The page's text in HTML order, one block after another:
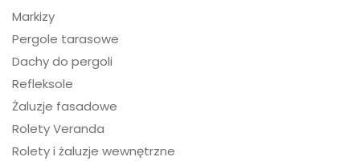
Markizy
Pergole tarasowe
Dachy do pergoli
Refleksole
Żaluzje fasadowe
Rolety Veranda
Rolety i żaluzje wewnętrzne